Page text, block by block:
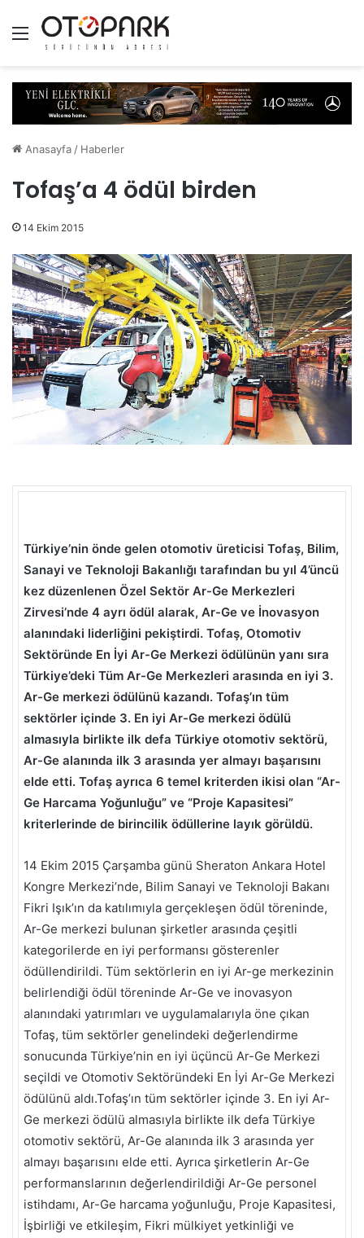
Menü
Anasayfa / Haberler
Tofaş’a 4 ödül birden
14 Ekim 2015
Türkiye’nin önde gelen otomotiv üreticisi Tofaş, Bilim,
Sanayi ve Teknoloji Bakanlığı tarafından bu yıl 4’üncü
kez düzenlenen Özel Sektör Ar-Ge Merkezleri
Zirvesi’nde 4 ayrı ödül alarak, Ar-Ge ve İnovasyon
alanındaki liderliğini pekiştirdi. Tofaş, Otomotiv
Sektöründe En İyi Ar-Ge Merkezi ödülünün yanı sıra
Türkiye’deki Tüm Ar-Ge Merkezleri arasında en iyi 3.
Ar-Ge merkezi ödülünü kazandı. Tofaş’ın tüm
sektörler içinde 3. En iyi Ar-Ge merkezi ödülü
almasıyla birlikte ilk defa Türkiye otomotiv sektörü,
Ar-Ge alanında ilk 3 arasında yer almayı başarısını
elde etti. Tofaş ayrıca 6 temel kriterden ikisi olan “Ar-
Ge Harcama Yoğunluğu” ve “Proje Kapasitesi”
kriterlerinde de birincilik ödüllerine layık görüldü.
14 Ekim 2015 Çarşamba günü Sheraton Ankara Hotel
Kongre Merkezi’nde, Bilim Sanayi ve Teknoloji Bakanı
Fikri Işık’ın da katılımıyla gerçekleşen ödül töreninde,
Ar-Ge merkezi bulunan şirketler arasında çeşitli
kategorilerde en iyi performansı gösterenler
ödüllendirildi. Tüm sektörlerin en iyi Ar-ge merkezinin
belirlendiği ödül töreninde Ar-Ge ve inovasyon
alanındaki yatırımları ve uygulamalarıyla öne çıkan
Tofaş, tüm sektörler genelindeki değerlendirme
sonucunda Türkiye’nin en iyi üçüncü Ar-Ge Merkezi
seçildi ve Otomotiv Sektöründeki En İyi Ar-Ge Merkezi
ödülünü aldı.Tofaş’ın tüm sektörler içinde 3. En iyi Ar-
Ge merkezi ödülü almasıyla birlikte ilk defa Türkiye
otomotiv sektörü, Ar-Ge alanında ilk 3 arasında yer
almayı başarısını elde etti. Ayrıca şirketlerin Ar-Ge
performanslarının değerlendirildiği Ar-Ge personel
istihdamı, Ar-Ge harcama yoğunluğu, Proje Kapasitesi,
İşbirliği ve etkileşim, Fikri mülkiyet yetkinliği ve